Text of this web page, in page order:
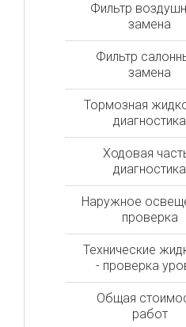
Фильтр
замена
Фильтр
замена
Тормозная
диагностика
Ходовая
диагностика
Наружное
проверка
Технические
- проверка
Общая
работ